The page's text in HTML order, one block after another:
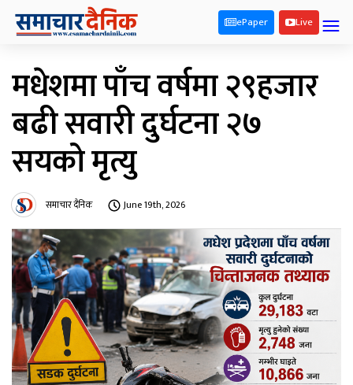
ePaper Live
मधेशमा पाँच वर्षमा २९हजार
बढी सवारी दुर्घटना २७
सयको मृत्यु
समाचार दैनिक June 19th, 2026